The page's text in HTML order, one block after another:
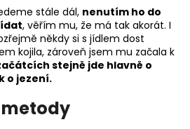
stále dál, nenutím ho do
, věřím mu, že má tak akorát. I
někdy si s jídlem dost
kojila, zároveň jsem mu začala k
stejně jde hlavně o
o jezení.
metody